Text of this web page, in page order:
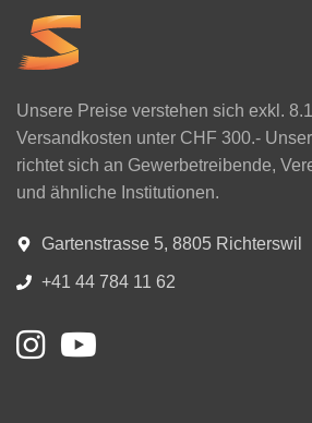
Unsere Preise verstehen sich exkl.
Versandkosten unter CHF 300.-
richtet sich an Gewerbetreibende,
und ähnliche Institutionen.
Gartenstrasse 5, 8805 Richterswil
+41 44 784 11 62